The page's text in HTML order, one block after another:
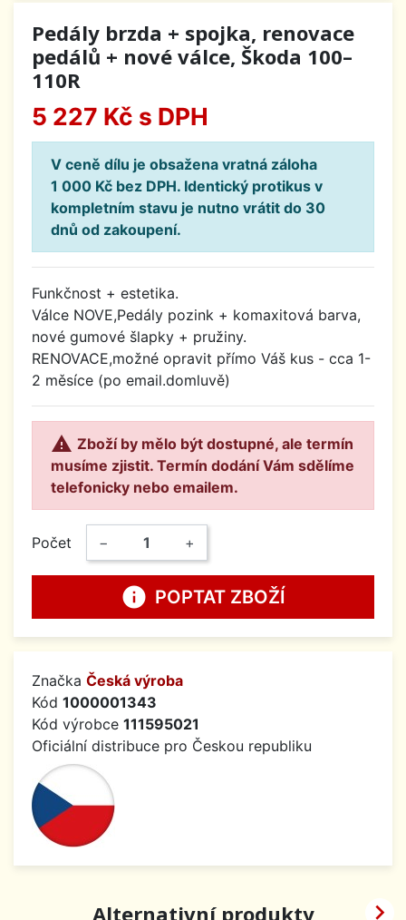
Pedály brzda + spojka, renovace
pedálů + nové válce, Škoda 100–
110R
5 227 Kč s DPH
V ceně dílu je obsažena vratná záloha
1 000 Kč bez DPH. Identický protikus v
kompletním stavu je nutno vrátit do 30
dnů od zakoupení.
Funkčnost + estetika.
Válce NOVE,Pedály pozink + komaxitová barva,
nové gumové šlapky + pružiny.
RENOVACE,možné opravit přímo Váš kus - cca 1-
2 měsíce (po email.domluvě)
 Zboží by mělo být dostupné, ale termín
musíme zjistit. Termín dodání Vám sdělíme
telefonicky nebo emailem.
Počet − +
info POPTAT ZBOŽÍ
Značka Česká výroba
Kód 1000001343
Kód výrobce 111595021
Oficiální distribuce pro Českou republiku
Alternativní produkty 